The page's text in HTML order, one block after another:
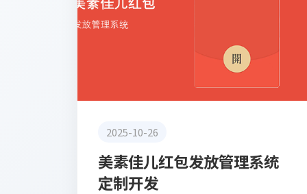
2025-10-26
美素佳儿红包发放管理系统
定制开发